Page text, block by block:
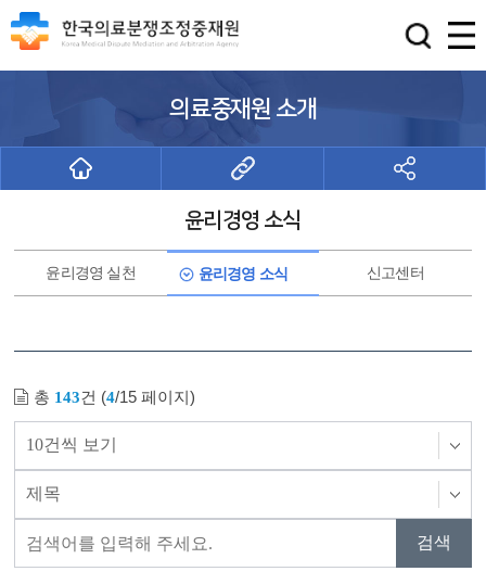
의료중재원 소개
윤리경영 소식
윤리경영 실천 윤리경영 소식 신고센터
총 143건 (4/15 페이지)